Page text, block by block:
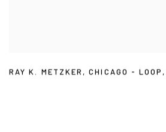
RAY K. METZKER ,CHICAGO - LOOP ,